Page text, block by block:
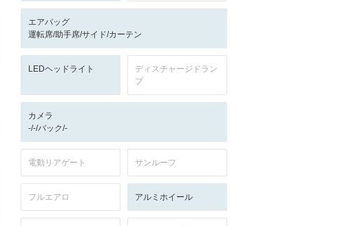
エアバッグ
運転席/助手席/サイド/カーテン
LEDヘッドライト
ディスチャージドラン
プ
カメラ
-/-/バック/-
電動リアゲート サンルーフ
フルエアロ アルミホイール